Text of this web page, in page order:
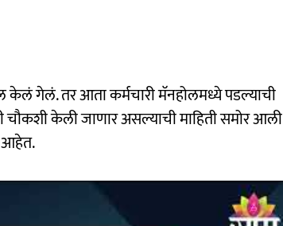
केलं गेलं. तर आता कर्मचारी मॅनहोलमध्ये पडल्याची
चौकशी केली जाणार असल्याची माहिती समोर आली
आहेत.